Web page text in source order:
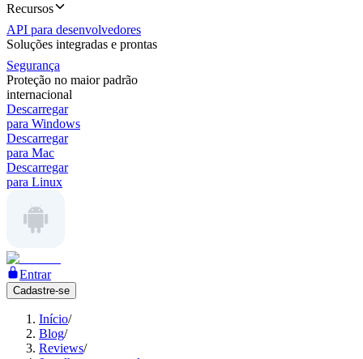
Recursos
API para desenvolvedores
Soluções integradas e prontas
Segurança
Proteção no maior padrão
internacional
Descarregar
para Windows
Descarregar
para Mac
Descarregar
para Linux
Entrar
Cadastre-se
Início/
Blog/
Reviews/